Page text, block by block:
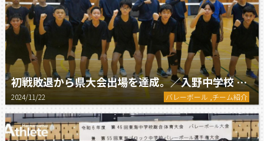
初戦敗退から県大会出場を達成。／入野中学校 男子バレーボール部
2024/11/22 バレーボール ,チーム紹介